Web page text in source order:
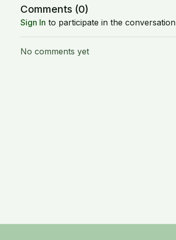
Comments (0)
Sign In to participate in the conversation
No comments yet